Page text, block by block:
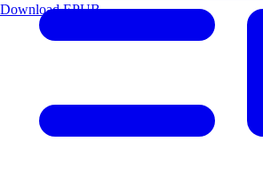
Download EPUB